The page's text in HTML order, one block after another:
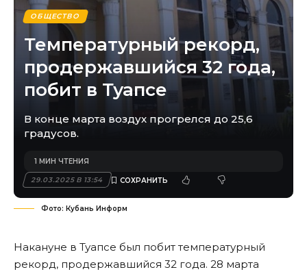
ОБЩЕСТВО
Температурный рекорд,
продержавшийся 32 года,
побит в Туапсе
В конце марта воздух прогрелся до 25,6
градусов.
29.03.2025 В 13:54
1 МИН ЧТЕНИЯ
Фото: Кубань Информ
Накануне в Туапсе был побит температурный
рекорд, продержавшийся 32 года. 28 марта